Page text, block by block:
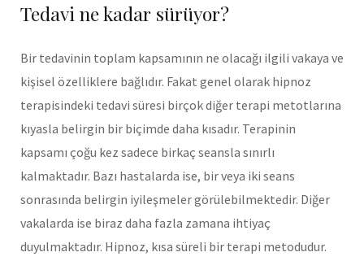
Tedavi ne kadar sürüyor?
Bir tedavinin toplam kapsamının ne olacağı ilgili vakaya ve
kişisel özelliklere bağlıdır. Fakat genel olarak hipnoz
terapisindeki tedavi süresi birçok diğer terapi metotlarına
kıyasla belirgin bir biçimde daha kısadır. Terapinin
kapsamı çoğu kez sadece birkaç seansla sınırlı
kalmaktadır. Bazı hastalarda ise, bir veya iki seans
sonrasında belirgin iyileşmeler görülebilmektedir. Diğer
vakalarda ise biraz daha fazla zamana ihtiyaç
duyulmaktadır. Hipnoz, kısa süreli bir terapi metodudur.